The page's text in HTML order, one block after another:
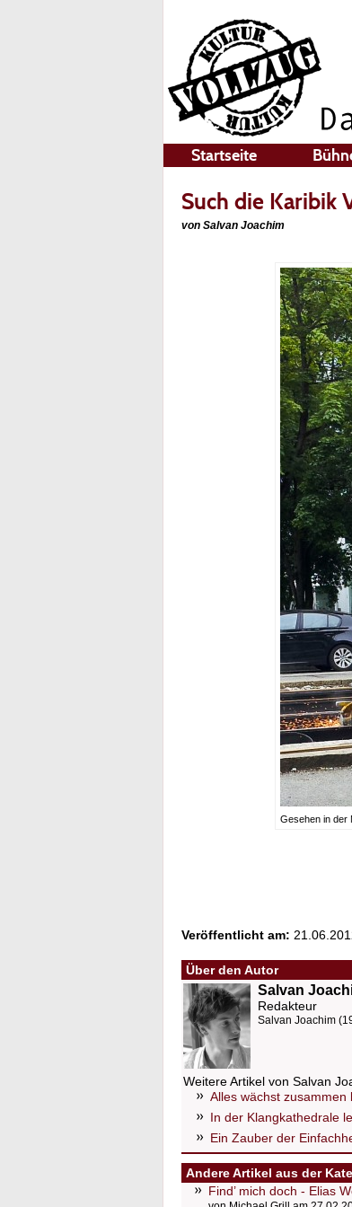
Startseite
Such die Karibik
von Salvan Joachim
Gesehen in der
Veröffentlicht am:
Über den Autor
Salvan
Redakteur
Salvan Joachim
Weitere Artikel von Salvan
Alles wächst
In der Klangkathedrale
Ein Zauber der
Andere Artikel aus der
Find’ mich doch - Elias